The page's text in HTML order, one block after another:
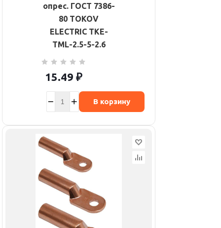
опрес. ГОСТ 7386-
80 TOKOV
ELECTRIC TKE-
TML-2.5-5-2.6
15.49 ₽
В корзину